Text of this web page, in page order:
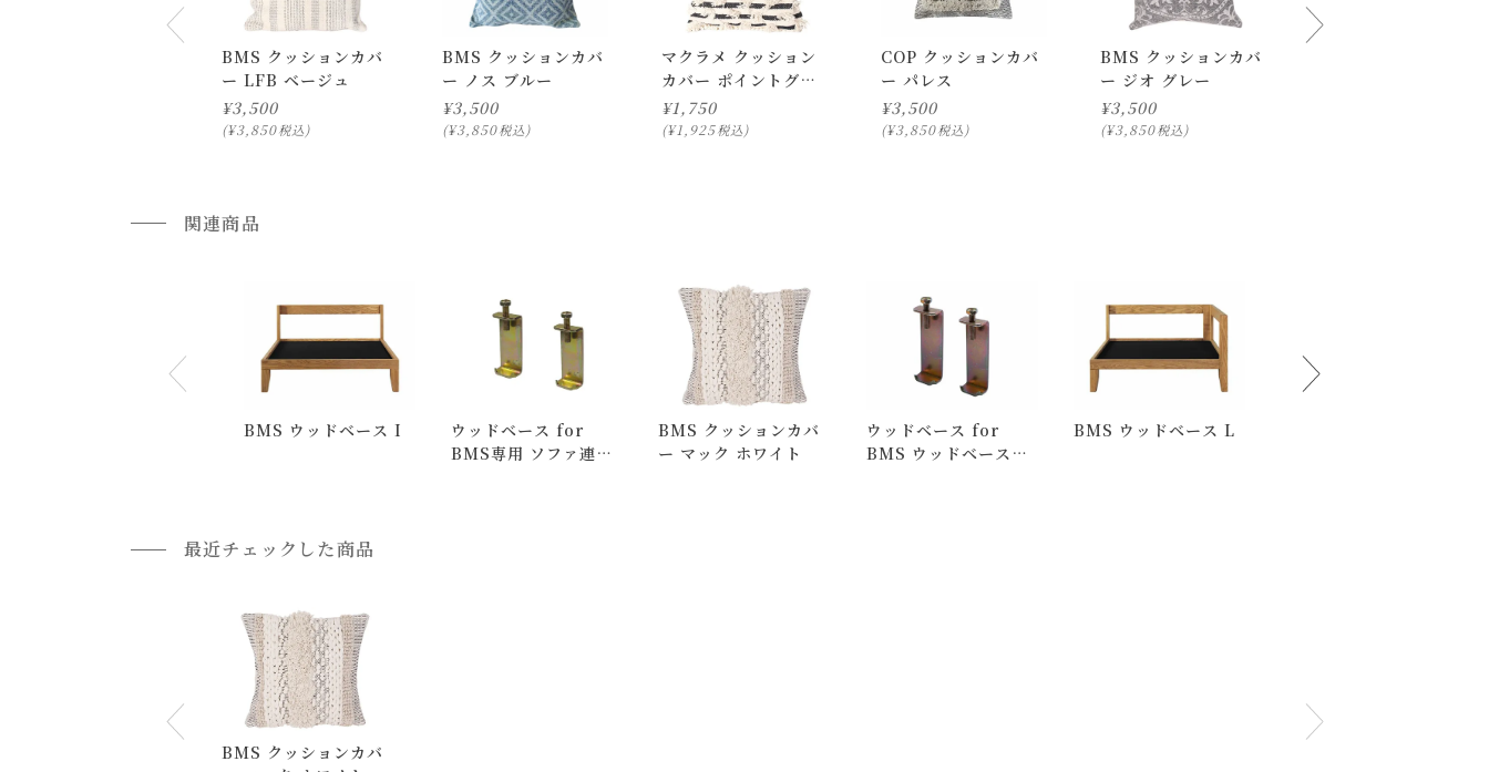
■ご不明な点やご希望がございましたら、お気軽にお問い合わせ下さい。
小型商品の日時・時間指定について
お届け時間帯(大型以外) は、
午前か午後かの２択のみ
指定ではなく希望と言う形でお荷物に記載する事はできますが、 希望通りに届かない可能性もございますのでご了承下さいませ 。
お買い物ガイド(返品・交換について) 」をご覧ください。
BMS クッションカバ
ー LFB ベージュ
¥3,500
¥3,850税込
BMS クッションカバ
ー ノス ブルー
¥3,500
¥3,850税込
マクラメ クッション
カバー ポイントグラ
ス
¥1,750
¥1,925税込
COP クッションカバ
ー パレス
¥3,500
¥3,850税込
BMS クッションカバ
ー ジオ グレー
¥3,500
¥3,850税込
関連商品
BMS ウッドベース I
ウッドベース for
BMS専用 ソファ連結
BMS クッションカバ
ー マック ホワイト
ウッドベース for
BMS ウッドベース
BMS ウッドベース L
最近チェックした商品
BMS クッションカバ